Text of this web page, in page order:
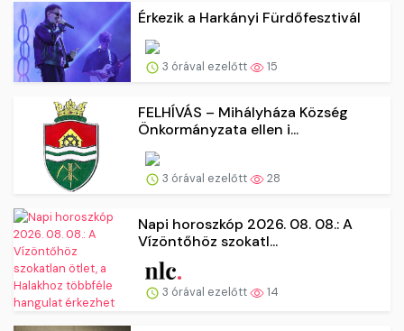
Érkezik a Harkányi Fürdőfesztivál
3 órával ezelőtt 15
FELHÍVÁS – Mihályháza Község
Önkormányzata ellen i...
3 órával ezelőtt 28
Napi horoszkóp 2026. 08. 08.: A
Vízöntőhöz szokatl...
3 órával ezelőtt 14